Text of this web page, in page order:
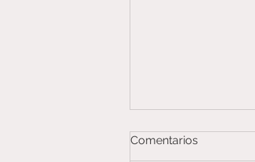
Comentarios